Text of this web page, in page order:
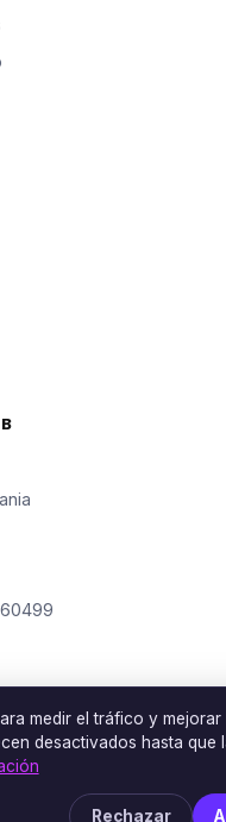
Ventures, MB. Todos los
an independent study aid,
the certification vendors
medir el tráfico y mejorar
desactivados hasta que
Rechazar